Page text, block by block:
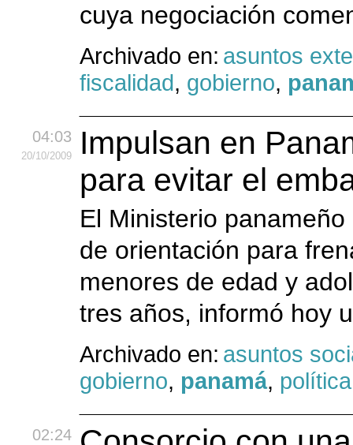
cuya negociación
Archivado en: asuntos
fiscalidad, gobierno,
04:03
20/10/2009
Impulsan en
para evitar el
El Ministerio
de orientación para
menores de edad y
tres años, informó hoy
Archivado en: asuntos
gobierno, panamá, política
02:24